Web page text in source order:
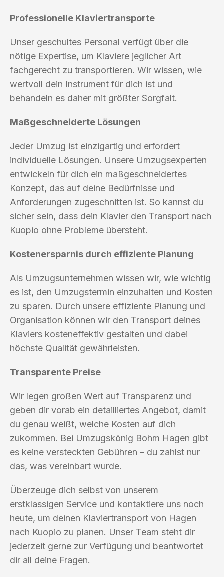
Professionelle Klaviertransporte
Unser geschultes Personal verfügt über die
nötige Expertise, um Klaviere jeglicher Art
fachgerecht zu transportieren. Wir wissen, wie
wertvoll dein Instrument für dich ist und
behandeln es daher mit größter Sorgfalt.
Maßgeschneiderte Lösungen
Jeder Umzug ist einzigartig und erfordert
individuelle Lösungen. Unsere Umzugsexperten
entwickeln für dich ein maßgeschneidertes
Konzept, das auf deine Bedürfnisse und
Anforderungen zugeschnitten ist. So kannst du
sicher sein, dass dein Klavier den Transport nach
Kuopio ohne Probleme übersteht.
Kostenersparnis durch effiziente Planung
Als Umzugsunternehmen wissen wir, wie wichtig
es ist, den Umzugstermin einzuhalten und Kosten
zu sparen. Durch unsere effiziente Planung und
Organisation können wir den Transport deines
Klaviers kosteneffektiv gestalten und dabei
höchste Qualität gewährleisten.
Transparente Preise
Wir legen großen Wert auf Transparenz und
geben dir vorab ein detailliertes Angebot, damit
du genau weißt, welche Kosten auf dich
zukommen. Bei Umzugskönig Bohm Hagen gibt
es keine versteckten Gebühren – du zahlst nur
das, was vereinbart wurde.
Überzeuge dich selbst von unserem
erstklassigen Service und kontaktiere uns noch
heute, um deinen Klaviertransport von Hagen
nach Kuopio zu planen. Unser Team steht dir
jederzeit gerne zur Verfügung und beantwortet
dir all deine Fragen.